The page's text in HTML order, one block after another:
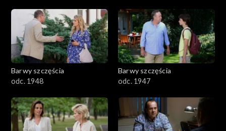
Barwy szczęścia
odc. 1948
Barwy szczęścia
odc. 1947